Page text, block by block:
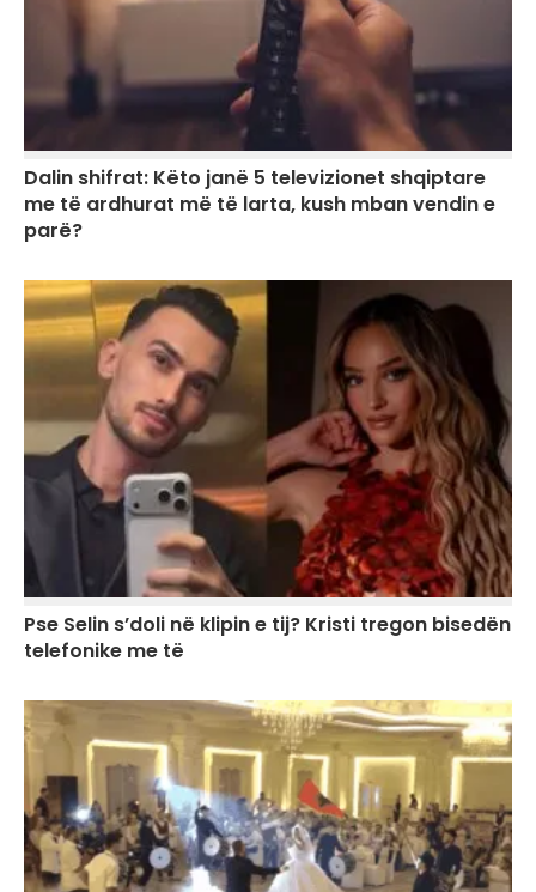
Dalin shifrat: Këto janë 5 televizionet shqiptare
me të ardhurat më të larta, kush mban vendin e
parë?
Pse Selin s’doli në klipin e tij? Kristi tregon bisedën
telefonike me të